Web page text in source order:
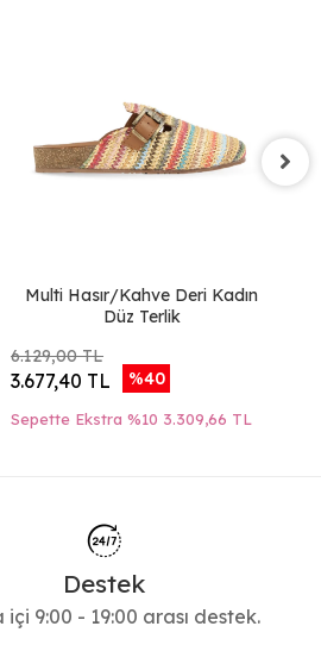
Multi Hasır/Kahve Deri Kadın
Düz Terlik
6.129,00 TL
3.677,40 TL %40
Sepette Ekstra %10 3.309,66 TL
Destek
9:00 - 19:00 arası destek.